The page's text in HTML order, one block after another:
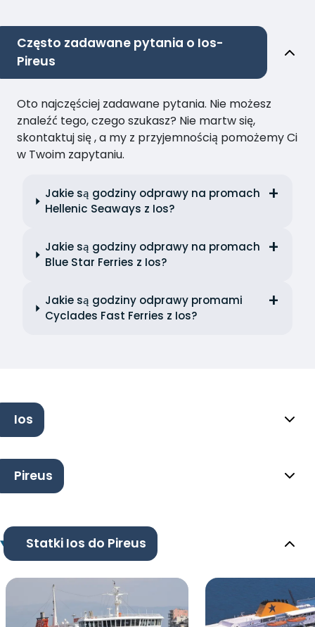
Często zadawane pytania o Ios-
Pireus
Oto najczęściej zadawane pytania. Nie możesz
znaleźć tego, czego szukasz? Nie martw się,
skontaktuj się , a my z przyjemnością pomożemy Ci
w Twoim zapytaniu.
Jakie są godziny odprawy na promach
Hellenic Seaways z Ios?
Jakie są godziny odprawy na promach
Blue Star Ferries z Ios?
Jakie są godziny odprawy promami
Cyclades Fast Ferries z Ios?
Ios
Pireus
Statki Ios do Pireus